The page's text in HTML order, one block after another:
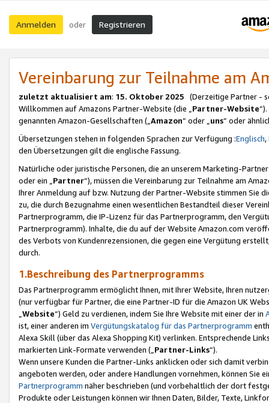
Anmelden oder Registrieren
Vereinbarung zur Teilnahme am
zuletzt aktualisiert am: 15. Oktober 2025 (Derzeitige Partner -
Willkommen auf Amazons Partner-Website (die „Partner-Website
genannten Amazon-Gesellschaften („Amazon“ oder „uns“ oder
Übersetzungen stehen in folgenden Sprachen zur Verfügung :Englisch,
den Übersetzungen gilt die englische Fassung.
Natürliche oder juristische Personen, die an unserem Marketing-
oder ein „Partner“), müssen die Vereinbarung zur Teilnahme am
Ihrer Anmeldung auf bzw. Nutzung der Partner-Website stimmen Sie
zu, die durch Bezugnahme einen wesentlichen Bestandteil dieser
Partnerprogramm, die IP-Lizenz für das Partnerprogramm, den
Partnerprogramm). Inhalte, die du auf der Website Amazon.com
des Verbots von Kundenrezensionen, die gegen eine Vergütung
durch.
1.Beschreibung des Partnerprogramms
Das Partnerprogramm ermöglicht Ihnen, mit Ihrer Website, Ihren
(nur verfügbar für Partner, die eine Partner-ID für die Amazon UK
Website“) Geld zu verdienen, indem Sie Ihre Website mit einer der in
ist, einer anderen im Vergütungskatalog für das Partnerprogramm
Alexa Skill (über das Alexa Shopping Kit) verlinken. Entsprechende
markierten Link-Formate verwenden („ Partner-Links“).
Wenn unsere Kunden die Partner-Links anklicken oder sich damit
angeboten werden, oder andere Handlungen vornehmen, können Sie
Partnerprogramm näher beschrieben (und vorbehaltlich der dort
Produkte oder Leistungen können wir Ihnen Daten, Bilder, Texte,